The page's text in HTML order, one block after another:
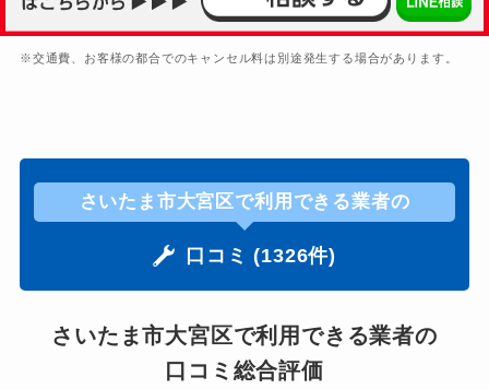
※交通費、お客様の都合でのキャンセル料は別途発生する場合があります。
さいたま市大宮区で利用できる業者の
口コミ (1326件)
さいたま市大宮区で利用できる業者の
口コミ総合評価